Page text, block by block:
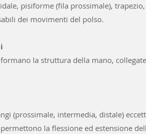
pisiforme (fila prossimale),
dei movimenti del polso.
la struttura della mano,
(prossimale, intermedia, distale)
la flessione ed estensione